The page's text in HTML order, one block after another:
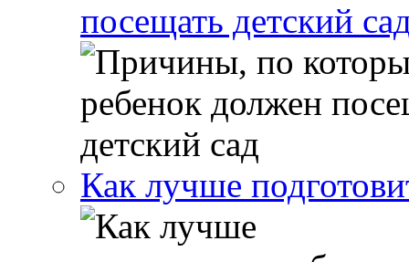
посещать детский
Как лучше